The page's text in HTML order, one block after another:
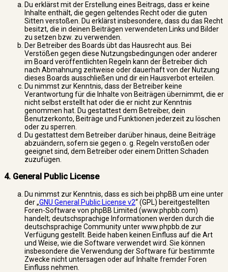
Du erklärst mit der Erstellung eines Beitrags, dass er keine
Inhalte enthält, die gegen geltendes Recht oder die guten
Sitten verstoßen. Du erklärst insbesondere, dass du das Recht
besitzt, die in deinen Beiträgen verwendeten Links und Bilder
zu setzen bzw. zu verwenden.
Der Betreiber des Boards übt das Hausrecht aus. Bei
Verstößen gegen diese Nutzungsbedingungen oder anderer
im Board veröffentlichten Regeln kann der Betreiber dich
nach Abmahnung zeitweise oder dauerhaft von der Nutzung
dieses Boards ausschließen und dir ein Hausverbot erteilen.
Du nimmst zur Kenntnis, dass der Betreiber keine
Verantwortung für die Inhalte von Beiträgen übernimmt, die er
nicht selbst erstellt hat oder die er nicht zur Kenntnis
genommen hat. Du gestattest dem Betreiber, dein
Benutzerkonto, Beiträge und Funktionen jederzeit zu löschen
oder zu sperren.
Du gestattest dem Betreiber darüber hinaus, deine Beiträge
abzuändern, sofern sie gegen o. g. Regeln verstoßen oder
geeignet sind, dem Betreiber oder einem Dritten Schaden
zuzufügen.
4. General Public License
Du nimmst zur Kenntnis, dass es sich bei phpBB um eine unter
der „GNU General Public License v2“ (GPL) bereitgestellten
Foren-Software von phpBB Limited (www.phpbb.com)
handelt; deutschsprachige Informationen werden durch die
deutschsprachige Community unter www.phpbb.de zur
Verfügung gestellt. Beide haben keinen Einfluss auf die Art
und Weise, wie die Software verwendet wird. Sie können
insbesondere die Verwendung der Software für bestimmte
Zwecke nicht untersagen oder auf Inhalte fremder Foren
Einfluss nehmen.